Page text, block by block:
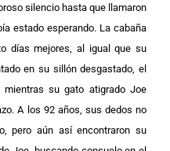
silencio hasta que llamaron
estado esperando. La cabaña
días mejores, al igual que su
en su sillón desgastado, el
su gato atigrado Joe
A los 92 años, sus dedos no
pero aún así encontraron su